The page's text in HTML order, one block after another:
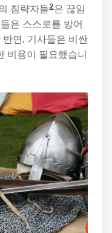
침략자들2은 끊임
은 스스로를 방어
면, 기사들은 비싼
비용이 필요했습니